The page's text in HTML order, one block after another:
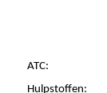
ATC:
Hulpstoffen: